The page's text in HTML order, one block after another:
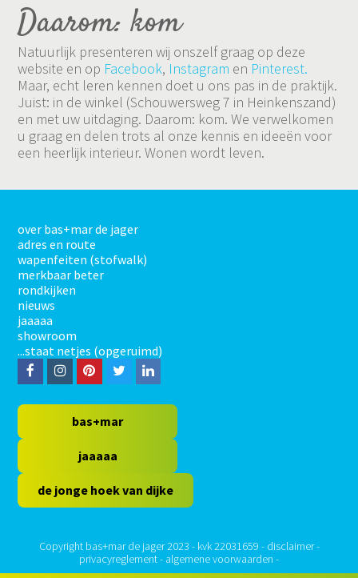
Daarom: kom
Natuurlijk presenteren wij onszelf graag op deze
website en op Facebook, Instagram en Pinterest.
Maar, echt leren kennen doet u ons pas in de praktijk.
Juist: in de winkel (Schouwersweg 7 in Heinkenszand)
en met uw uitdaging. Daarom: kom. We verwelkomen
u graag en delen trots al onze kennis en ideeën voor
een heerlijk interieur. Wonen wordt leven.
over bas+mar de jager
adres en route
wapenfeiten (stofwalk)
merkbaar beter
rondkijken
nieuws
jaaaaa
showroom
...staat netjes (opgeruimd)
o
k
I
g
a
m
n
r
s
t
T
e
L
d
n
bas+mar
jaaaaa
de jonge hoek van dijke
Copyright bas+mar de jager 2023 - kvk 22031659 - disclaimer-
privacyreglement- algemene voorwaarden -